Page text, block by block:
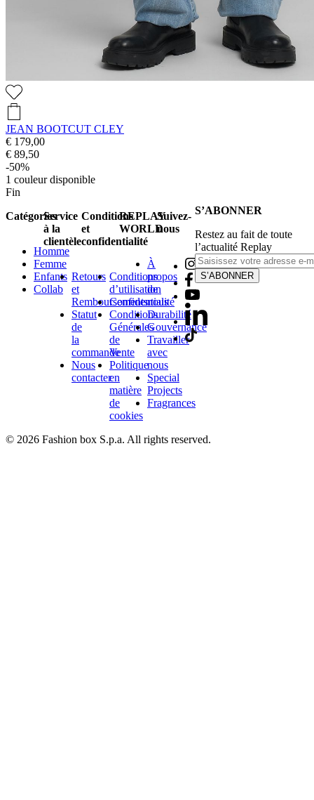
JEAN BOOTCUT CLEY
€ 179,00
€ 89,50
-50%
1 couleur disponible
Fin
Catégories
Homme
Femme
Enfants
Collab
Service
à la
clientèle
Retours
et
Remboursements
Statut
de
la
commande
Nous
contacter
Conditions
et
confidentialité
Conditions
d’utilisation
Confidentialité
Conditions
Générales
de
Vente
Politique
en
matière
de
cookies
REPLAY
WORLD
À
propos
de
nous
Durabilité
Gouvernance
Travailler
avec
nous
Special
Projects
Fragrances
Suivez-
nous
S’ABONNER
Restez au fait de toute
l’actualité Replay
S’ABONNER
© 2026 Fashion box S.p.a. All rights reserved.